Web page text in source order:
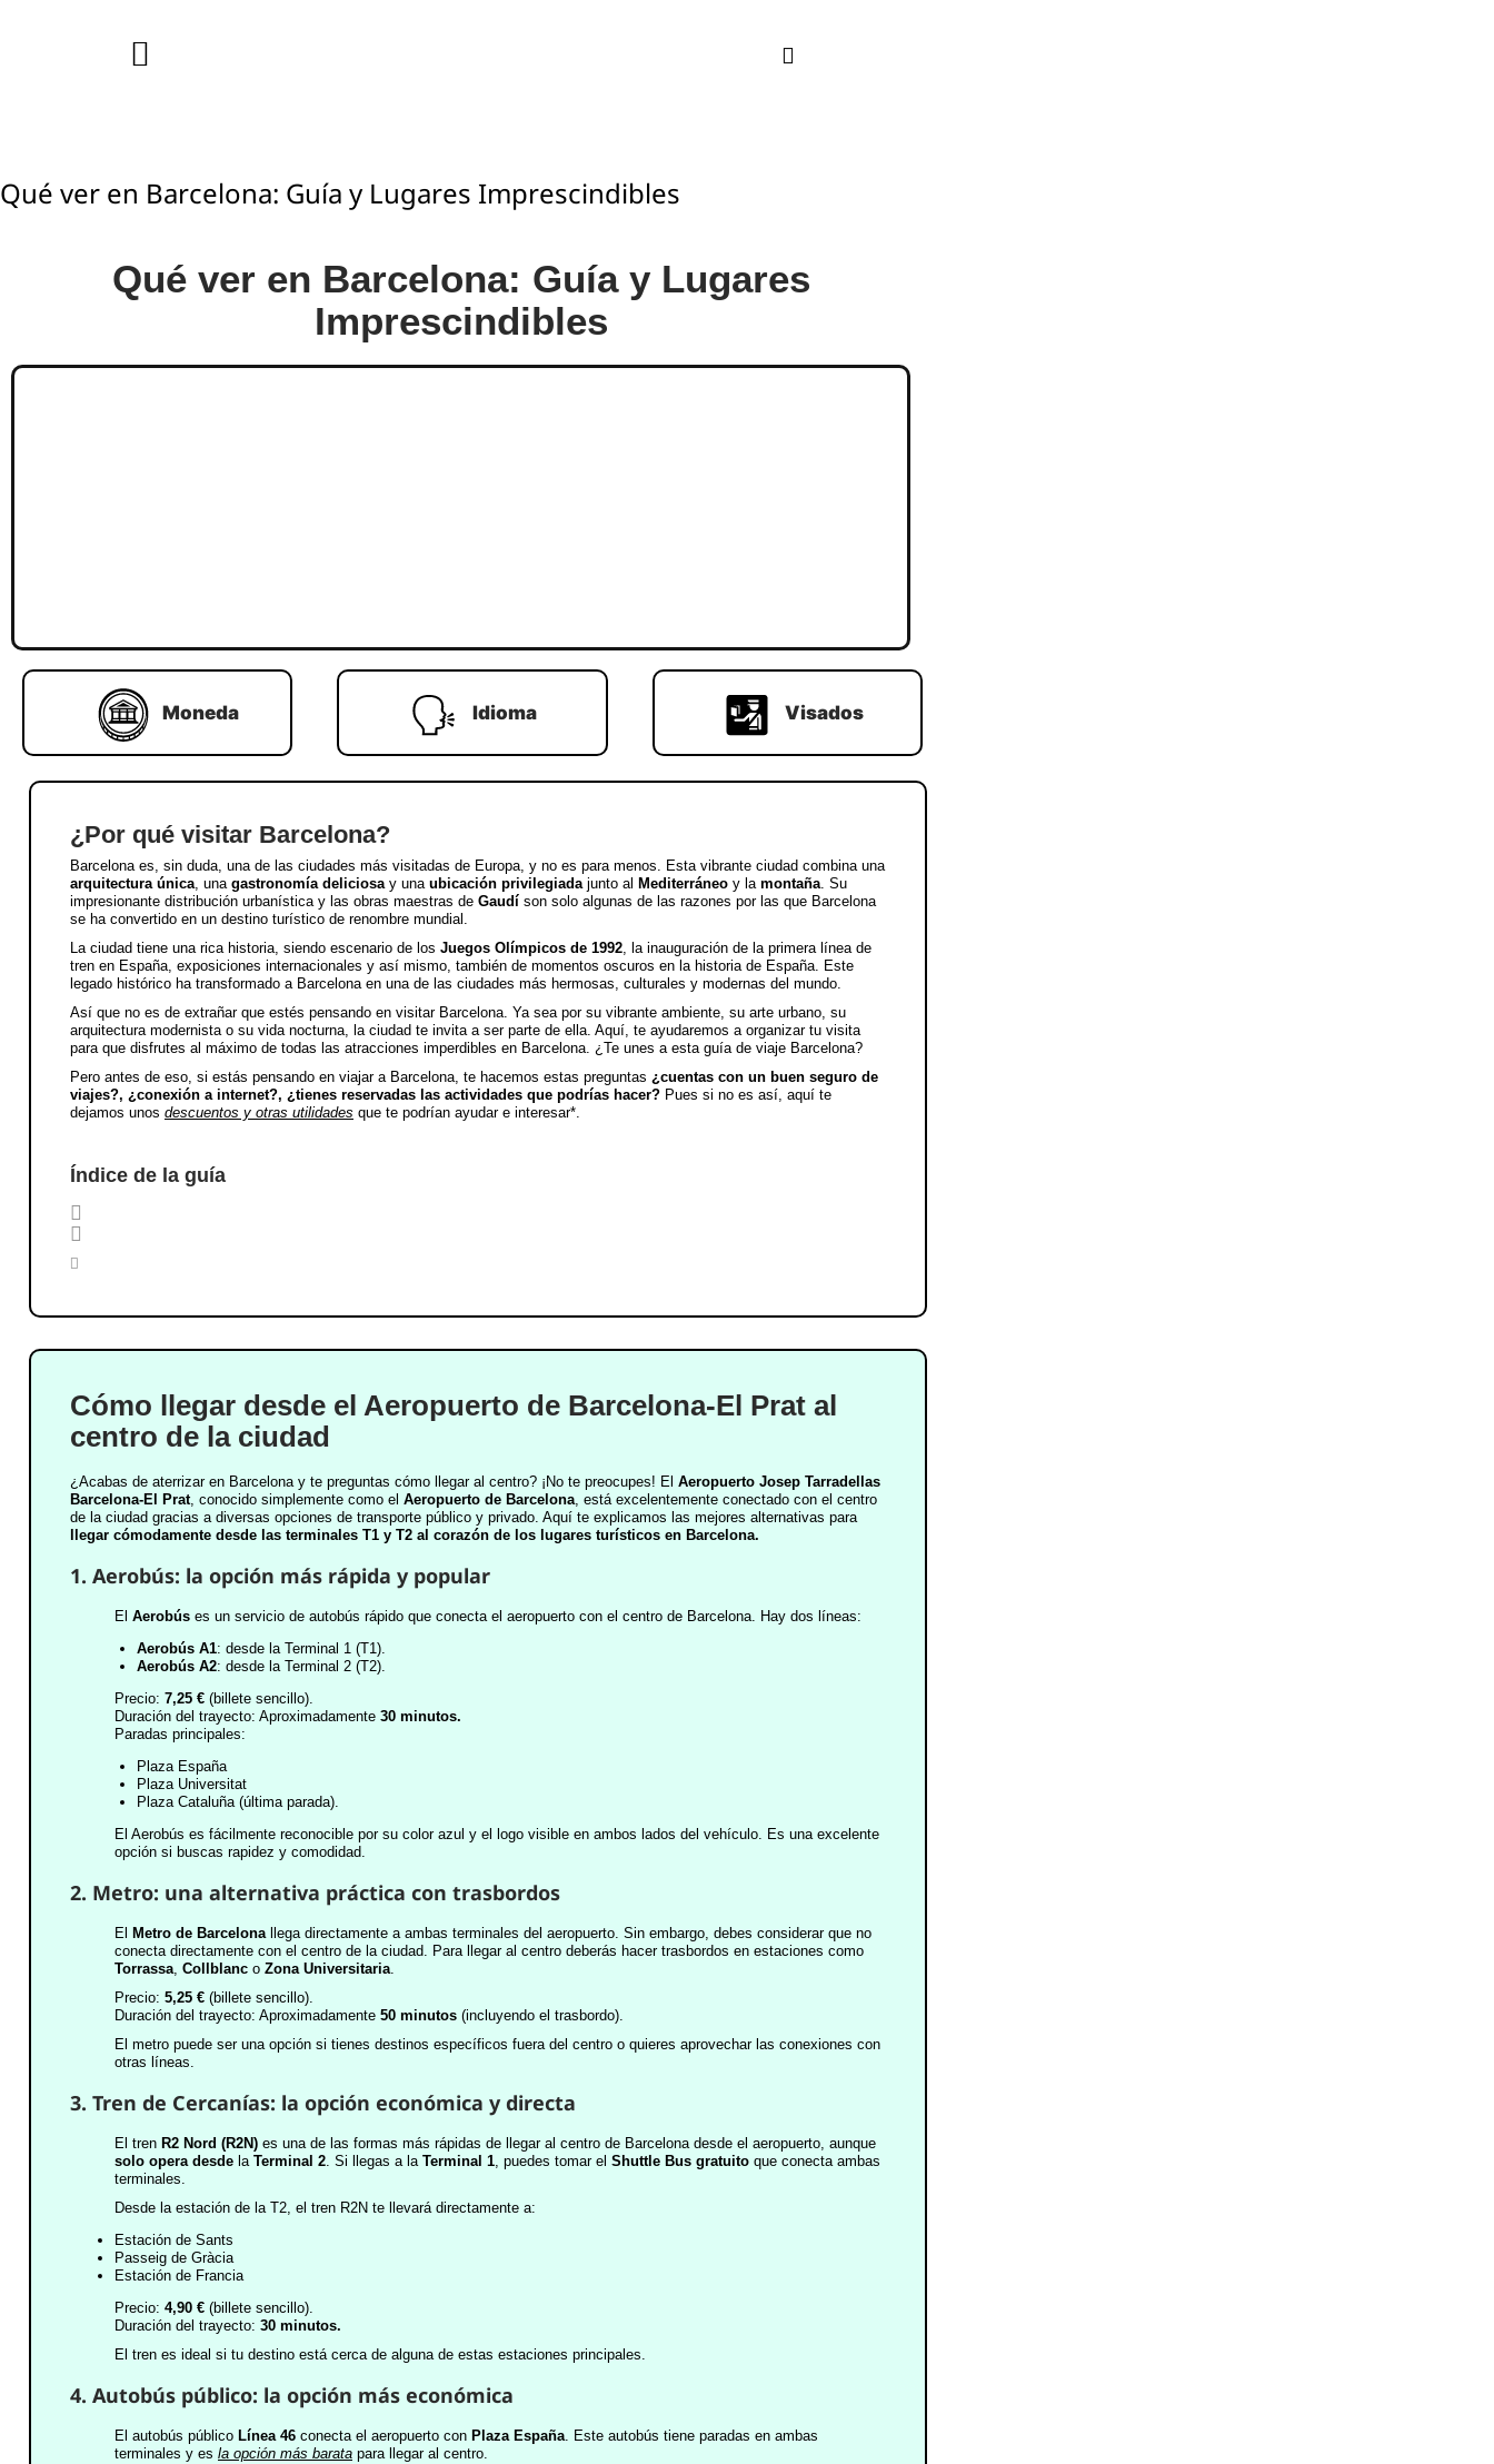
Qué ver en Barcelona: Guía y Lugares Imprescindibles
Qué ver en Barcelona: Guía y Lugares
Imprescindibles
Moneda Idioma Visados
¿Por qué visitar Barcelona?
Barcelona es, sin duda, una de las ciudades más visitadas de Europa, y no es para menos. Esta vibrante ciudad combina una
arquitectura única, una gastronomía deliciosay una ubicación privilegiadajunto al Mediterráneo y la montaña. Su
impresionante distribución urbanística y las obras maestras de Gaudí son solo algunas de las razones por las que Barcelona
se ha convertido en un destino turístico de renombre mundial.
La ciudad tiene una rica historia, siendo escenario de los Juegos Olímpicos de 1992, la inauguración de la primera línea de
tren en España, exposiciones internacionales y así mismo, también de momentos oscuros en la historia de España. Este
legado histórico ha transformado a Barcelona en una de las ciudades más hermosas, culturales y modernas del mundo.
Así que no es de extrañar que estés pensando en visitar Barcelona. Ya sea por su vibrante ambiente, su arte urbano, su
arquitectura modernista o su vida nocturna, la ciudad te invita a ser parte de ella. Aquí, te ayudaremos a organizar tu visita
para que disfrutes al máximo de todas las atracciones imperdibles en Barcelona. ¿Te unes a esta guía de viaje Barcelona?
Pero antes de eso, si estás pensando en viajar a Barcelona, te hacemos estas preguntas ¿cuentas con un buen seguro de
viajes?, ¿conexión a internet?, ¿tienes reservadas las actividades que podrías hacer? Pues si no es así, aquí te
dejamos unos descuentos y otras utilidades que te podrían ayudar e interesar*.
Índice de la guía
Cómo llegar desde el Aeropuerto de Barcelona-El Prat al
centro de la ciudad
¿Acabas de aterrizar en Barcelona y te preguntas cómo llegar al centro? ¡No te preocupes! El Aeropuerto Josep Tarradellas
Barcelona-El Prat, conocido simplemente como el Aeropuerto de Barcelona, está excelentemente conectado con el centro
de la ciudad gracias a diversas opciones de transporte público y privado. Aquí te explicamos las mejores alternativas para
llegar cómodamente desde las terminales T1 y T2 al corazón de los lugares turísticos en Barcelona.
1. Aerobús: la opción más rápida y popular
El Aerobús es un servicio de autobús rápido que conecta el aeropuerto con el centro de Barcelona. Hay dos líneas:
Aerobús A1: desde la Terminal 1 (T1).
Aerobús A2: desde la Terminal 2 (T2).
Precio: 7,25 € (billete sencillo).
Duración del trayecto: Aproximadamente 30 minutos.
Paradas principales:
Plaza España
Plaza Universitat
Plaza Cataluña (última parada).
El Aerobús es fácilmente reconocible por su color azul y el logo visible en ambos lados del vehículo. Es una excelente
opción si buscas rapidez y comodidad.
2. Metro: una alternativa práctica con trasbordos
El Metro de Barcelonallega directamente a ambas terminales del aeropuerto. Sin embargo, debes considerar que no
conecta directamente con el centro de la ciudad. Para llegar al centro deberás hacer trasbordos en estaciones como
Torrassa, Collblanc o Zona Universitaria.
Precio: 5,25 € (billete sencillo).
Duración del trayecto: Aproximadamente 50 minutos (incluyendo el trasbordo).
El metro puede ser una opción si tienes destinos específicos fuera del centro o quieres aprovechar las conexiones con
otras líneas.
3. Tren de Cercanías: la opción económica y directa
El tren R2 Nord (R2N) es una de las formas más rápidas de llegar al centro de Barcelona desde el aeropuerto, aunque
solo opera desde la Terminal 2. Si llegas a la Terminal 1, puedes tomar el Shuttle Bus gratuito que conecta ambas
terminales.
Desde la estación de la T2, el tren R2N te llevará directamente a:
Estación de Sants
Passeig de Gràcia
Estación de Francia
Precio: 4,90 € (billete sencillo).
Duración del trayecto: 30 minutos.
El tren es ideal si tu destino está cerca de alguna de estas estaciones principales.
4. Autobús público: la opción más económica
El autobús público Línea 46 conecta el aeropuerto con Plaza España. Este autobús tiene paradas en ambas
terminales y es la opción más barata para llegar al centro.